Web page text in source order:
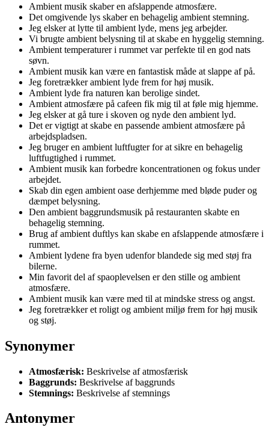
Ambient musik skaber en afslappende atmosfære.
Det omgivende lys skaber en behagelig ambient stemning.
Jeg elsker at lytte til ambient lyde, mens jeg arbejder.
Vi brugte ambient belysning til at skabe en hyggelig stemning.
Ambient temperaturer i rummet var perfekte til en god nats
søvn.
Ambient musik kan være en fantastisk måde at slappe af på.
Jeg foretrækker ambient lyde frem for høj musik.
Ambient lyde fra naturen kan berolige sindet.
Ambient atmosfære på cafeen fik mig til at føle mig hjemme.
Jeg elsker at gå ture i skoven og nyde den ambient lyd.
Det er vigtigt at skabe en passende ambient atmosfære på
arbejdspladsen.
Jeg bruger en ambient luftfugter for at sikre en behagelig
luftfugtighed i rummet.
Ambient musik kan forbedre koncentrationen og fokus under
arbejdet.
Skab din egen ambient oase derhjemme med bløde puder og
dæmpet belysning.
Den ambient baggrundsmusik på restauranten skabte en
behagelig stemning.
Brug af ambient duftlys kan skabe en afslappende atmosfære i
rummet.
Ambient lydene fra byen udenfor blandede sig med støj fra
bilerne.
Min favorit del af spaoplevelsen er den stille og ambient
atmosfære.
Ambient musik kan være med til at mindske stress og angst.
Jeg foretrækker et roligt og ambient miljø frem for høj musik
og støj.
Synonymer
Atmosfærisk: Beskrivelse af atmosfærisk
Baggrunds: Beskrivelse af baggrunds
Stemnings: Beskrivelse af stemnings
Antonymer